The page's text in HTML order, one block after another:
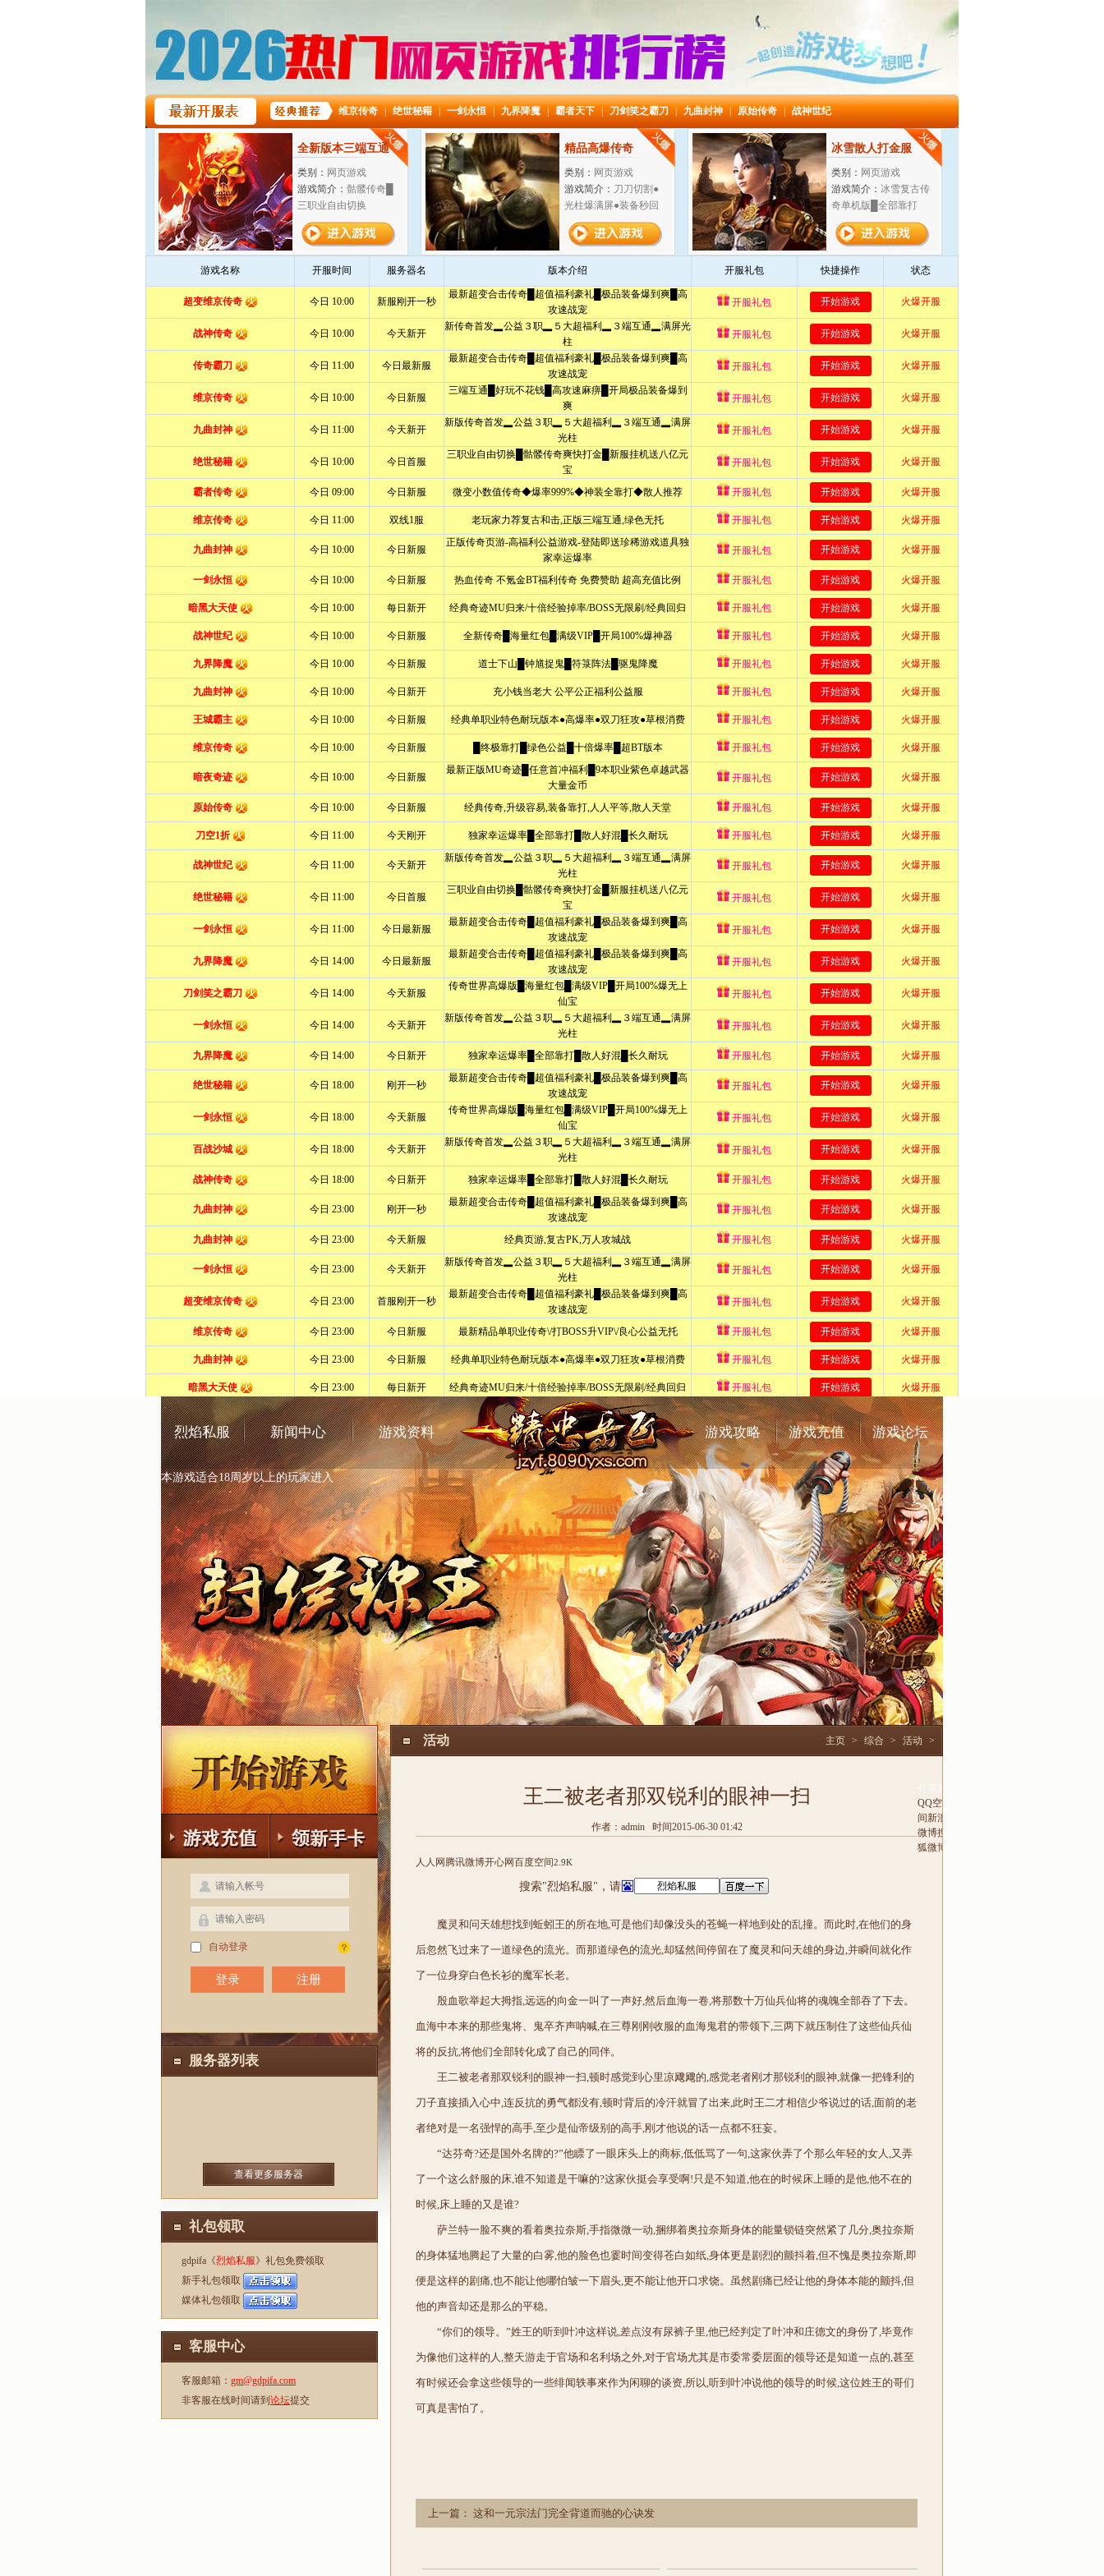
烈焰私服 新闻中心 游戏资料 游戏攻略 游戏充值 游戏论坛
本游戏适合18周岁以上的玩家进入
自动登录
注册
服务器列表
查看更多服务器
礼包领取
gdpifa《烈焰私服》礼包免费领取
新手礼包领取
媒体礼包领取
客服中心
客服邮箱： gm@gdpifa.com
非客服在线时间请到 论坛提交
活动 主页 > 综合 > 活动 >
王二被老者那双锐利的眼神一扫
作者：admin 时间2015-06-30 01:42
分享到
QQ空
间 新浪
微博搜
狐微博
人人网 腾讯微博开心网百度空间2.9K
搜索"烈焰私服"，请
魔灵和问天雄想找到蚯蚓王的所在地,可是他们却像没头的苍蝇一样地到处的乱撞。而此时,在他们的身
后忽然飞过来了一道绿色的流光。而那道绿色的流光,却猛然间停留在了魔灵和问天雄的身边,并瞬间就化作
了一位身穿白色长衫的魔军长老。
殷血歌举起大拇指,远远的向金一叫了一声好,然后血海一卷,将那数十万仙兵仙将的魂魄全部吞了下去。
血海中本来的那些鬼将、鬼卒齐声呐喊,在三尊刚刚收服的血海鬼君的带领下,三两下就压制住了这些仙兵仙
将的反抗,将他们全部转化成了自己的同伴。
王二被老者那双锐利的眼神一扫,顿时感觉到心里凉飕飕的,感觉老者刚才那锐利的眼神,就像一把锋利的
刀子直接插入心中,连反抗的勇气都没有,顿时背后的冷汗就冒了出来,此时王二才相信少爷说过的话,面前的老
者绝对是一名强悍的高手,至少是仙帝级别的高手,刚才他说的话一点都不狂妄。
“达芬奇?还是国外名牌的?”他瞟了一眼床头上的商标,低低骂了一句,这家伙弄了个那么年轻的女人,又弄
了一个这么舒服的床,谁不知道是干嘛的?这家伙挺会享受啊!只是不知道,他在的时候床上睡的是他,他不在的
时候,床上睡的又是谁?
萨兰特一脸不爽的看着奥拉奈斯,手指微微一动,捆绑着奥拉奈斯身体的能量锁链突然紧了几分,奥拉奈斯
的身体猛地腾起了大量的白雾,他的脸色也霎时间变得苍白如纸,身体更是剧烈的颤抖着,但不愧是奥拉奈斯,即
便是这样的剧痛,也不能让他哪怕皱一下眉头,更不能让他开口求饶。虽然剧痛已经让他的身体本能的颤抖,但
他的声音却还是那么的平稳。
“你们的领导。”姓王的听到叶冲这样说,差点沒有尿裤子里,他已经判定了叶冲和庄德文的身份了,毕竟作
为像他们这样的人,整天游走于官场和名利场之外,对于官场尤其是市委常委层面的领导还是知道一点的,甚至
有时候还会拿这些领导的一些绯闻轶事來作为闲聊的谈资,所以,听到叶冲说他的领导的时候,这位姓王的哥们
可真是害怕了。
上一篇： 这和一元宗法门完全背道而驰的心诀发
体制下